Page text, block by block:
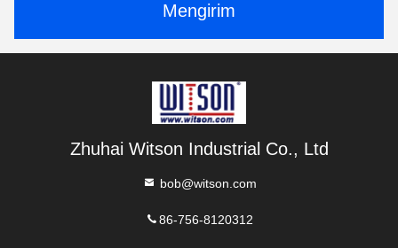
Mengirim
Zhuhai Witson Industrial Co., Ltd
bob@witson.com
86-756-8120312